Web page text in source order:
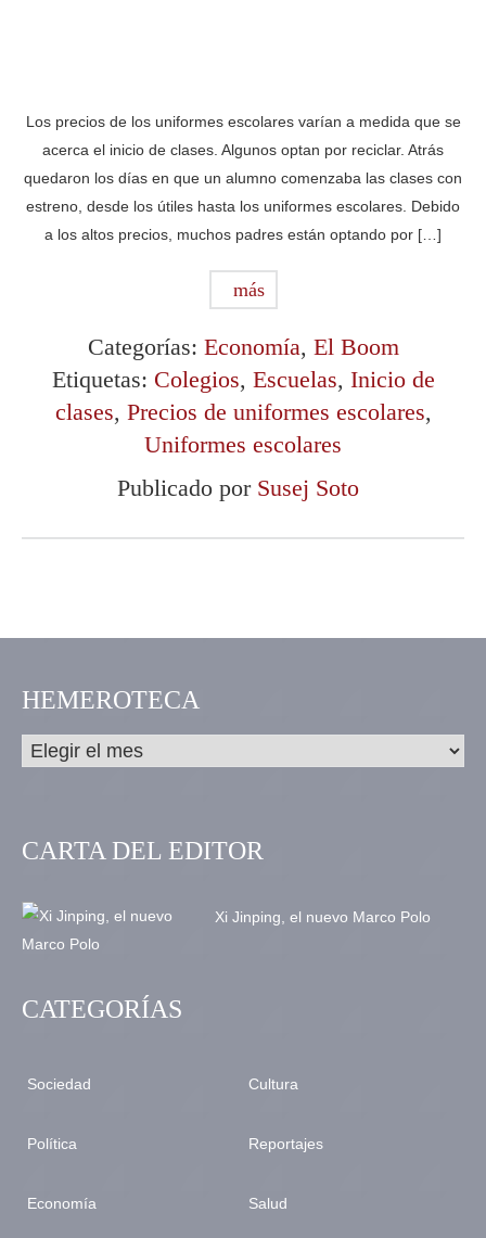
Los precios de los uniformes escolares varían a medida que se
acerca el inicio de clases. Algunos optan por reciclar. Atrás
quedaron los días en que un alumno comenzaba las clases con
estreno, desde los útiles hasta los uniformes escolares. Debido
a los altos precios, muchos padres están optando por […]
más
Categorías: Economía, El Boom
Etiquetas: Colegios, Escuelas, Inicio de
clases, Precios de uniformes escolares,
Uniformes escolares
Publicado por Susej Soto
HEMEROTECA
CARTA DEL EDITOR
Xi Jinping, el nuevo Marco Polo
CATEGORÍAS
Sociedad
Política
Economía
Cultura
Reportajes
Salud